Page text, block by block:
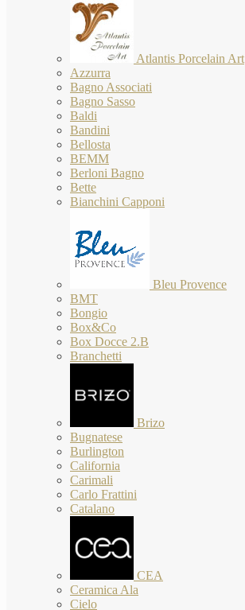
Atlantis Porcelain Art
Azzurra
Bagno Associati
Bagno Sasso
Baldi
Bandini
Bellosta
BEMM
Berloni Bagno
Bette
Bianchini Capponi
Bleu Provence
BMT
Bongio
Box&Co
Box Docce 2.B
Branchetti
Brizo
Bugnatese
Burlington
California
Carimali
Carlo Frattini
Catalano
CEA
Ceramica Ala
Cielo